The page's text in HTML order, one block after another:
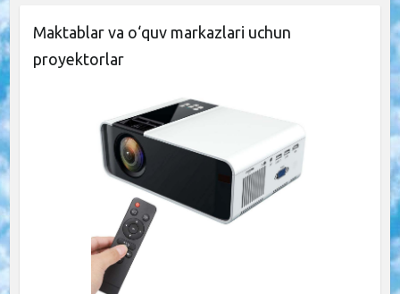
Maktablar va o‘quv markazlari uchun
proyektorlar